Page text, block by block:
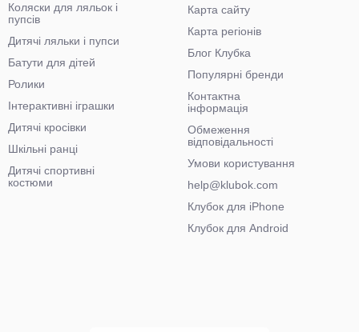
Коляски для ляльок і
пупсів
Дитячі ляльки і пупси
Батути для дітей
Ролики
Інтерактивні іграшки
Дитячі кросівки
Шкільні ранці
Дитячі спортивні
костюми
Карта сайту
Карта регіонів
Блог Клубка
Популярні бренди
Контактна
інформація
Обмеження
відповідальності
Умови користування
help@klubok.com
Клубок для iPhone
Клубок для Android